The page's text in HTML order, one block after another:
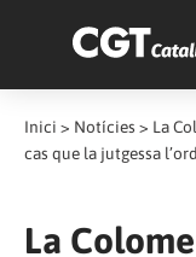
Inici > Notícies > La
cas que la jutgessa
La